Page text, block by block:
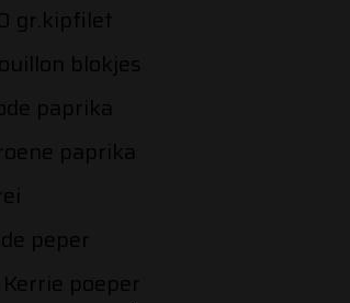
gr.kipfilet
blokjes
paprika
paprika
peper
poeper